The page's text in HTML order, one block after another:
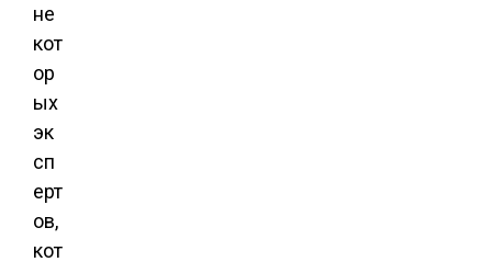
не
кот
ор
ых
эк
сп
ерт
ов,
кот